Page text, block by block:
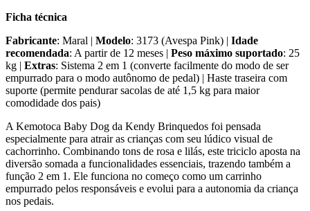
Ficha técnica
Fabricante: Maral | Modelo: 3173 (Avespa Pink) | Idade
recomendada: A partir de 12 meses | Peso máximo suportado: 25
kg | Extras: Sistema 2 em 1 (converte facilmente do modo de ser
empurrado para o modo autônomo de pedal) | Haste traseira com
suporte (permite pendurar sacolas de até 1,5 kg para maior
comodidade dos pais)
A Kemotoca Baby Dog da Kendy Brinquedos foi pensada
especialmente para atrair as crianças com seu lúdico visual de
cachorrinho. Combinando tons de rosa e lilás, este triciclo aposta na
diversão somada a funcionalidades essenciais, trazendo também a
função 2 em 1. Ele funciona no começo como um carrinho
empurrado pelos responsáveis e evolui para a autonomia da criança
nos pedais.